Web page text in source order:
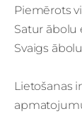
Piemērots
Satur
Svaigs
Lietošanas